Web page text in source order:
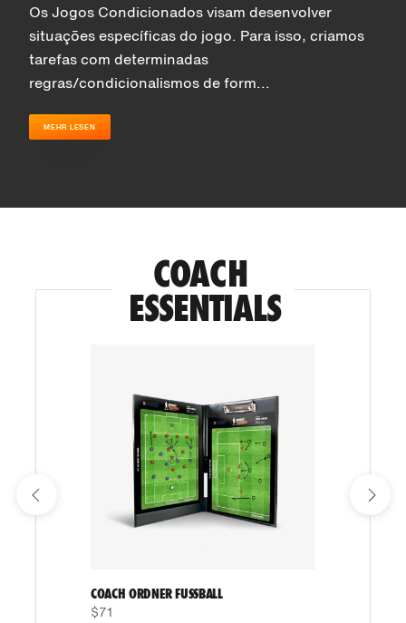
Os Jogos Condicionados visam desenvolver
situações específicas do jogo. Para isso, criamos
tarefas com determinadas
regras/condicionalismos de form...
MEHR LESEN
COACH
ESSENTIALS
COACH ORDNER FUSSBALL
$71